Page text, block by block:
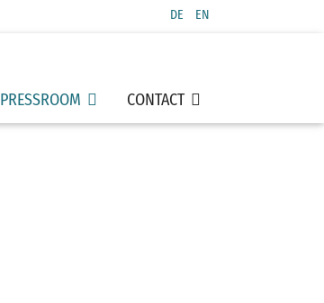
Select your language
DE EN
PRESSROOM CONTACT